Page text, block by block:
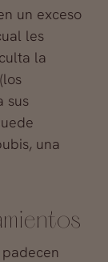
un exceso
les
la
sus
una